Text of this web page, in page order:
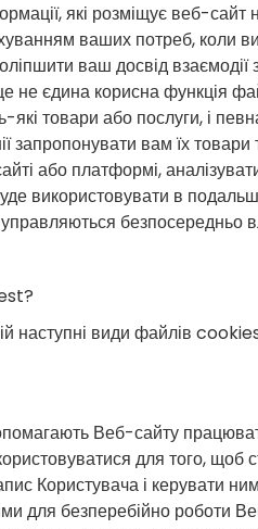
які розміщує веб-
ваших потреб, коли
ваш досвід
не єдина корисна
товари або послуги, і
запропонувати вам їх
або платформі,
використовувати в
наступні види файлів
Веб-сайту
для того, щоб
Користувача і керувати
для безперебійно роботи